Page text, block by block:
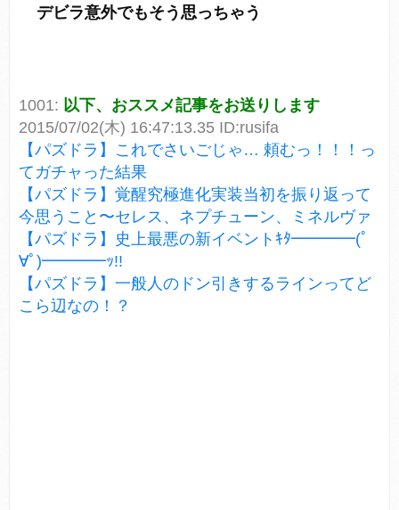
デビラ意外でもそう思っちゃう
1001: 以下、おススメ記事をお送りします
2015/07/02(木) 16:47:13.35 ID:rusifa
【パズドラ】これでさいごじゃ… 頼むっ！！！っ
てガチャった結果
【パズドラ】覚醒究極進化実装当初を振り返って
今思うこと〜セレス、ネプチューン、ミネルヴァ
【パズドラ】史上最悪の新イベントｷﾀ━━━━(ﾟ
∀ﾟ)━━━━ｯ!!
【パズドラ】一般人のドン引きするラインってど
こら辺なの！？